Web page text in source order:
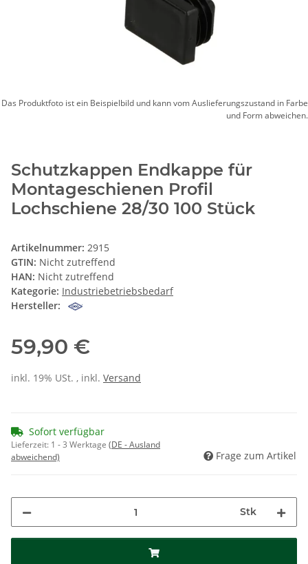
Das Produktfoto ist ein Beispielbild und kann vom Auslieferungszustand in Farbe
und Form abweichen.
Schutzkappen Endkappe für
Montageschienen Profil
Lochschiene 28/30 100 Stück
Artikelnummer: 2915
GTIN: Nicht zutreffend
HAN: Nicht zutreffend
Kategorie: Industriebetriebsbedarf
Hersteller:
59,90 €
inkl. 19% USt. , inkl. Versand
Sofort verfügbar
Lieferzeit: 1 - 3 Werktage (DE - Ausland
abweichend)
Frage zum Artikel
Stk